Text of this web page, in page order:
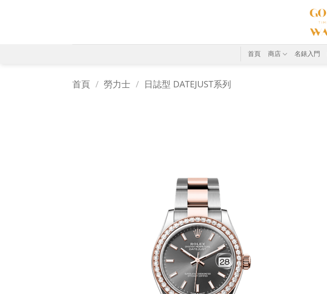
首頁 商店 名錶入門
首頁 / 勞力士 / 日誌型 DATEJUST系列